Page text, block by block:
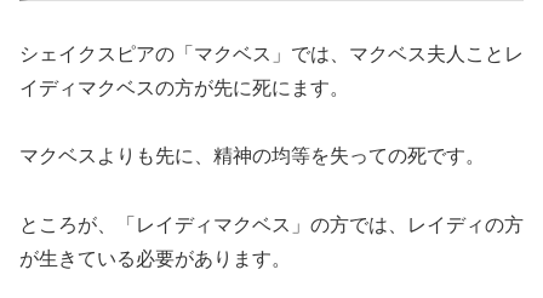
シェイクスピアの「マクベス」では、マクベス夫人ことレ
イディマクベスの方が先に死にます。
マクベスよりも先に、精神の均等を失っての死です。
ところが、「レイディマクベス」の方では、レイディの方
が生きている必要があります。